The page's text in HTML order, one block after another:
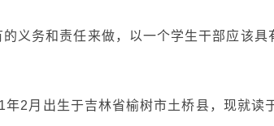
义务和责任来做，以一个学生干部应该具
2月出生于吉林省榆树市土桥县，现就读